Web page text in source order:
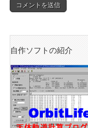
自作ソフトの紹介